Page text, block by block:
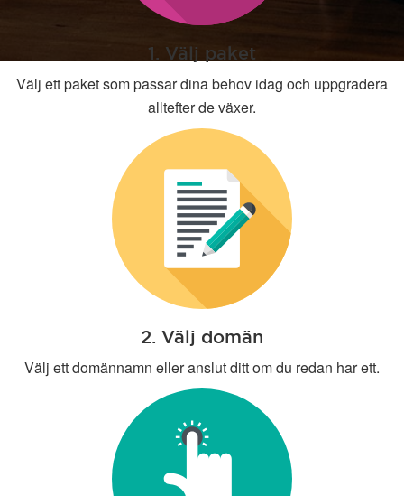
1. Välj paket
Välj ett paket som passar dina behov idag och uppgradera
alltefter de växer.
2. Välj domän
Välj ett domännamn eller anslut ditt om du redan har ett.